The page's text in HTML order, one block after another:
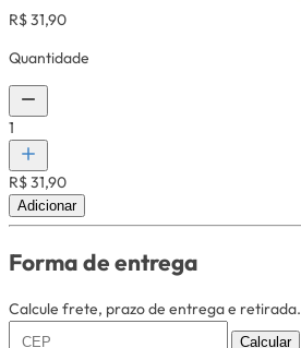
R$ 31,90
Quantidade
1
R$ 31,90
Adicionar
Forma de entrega
Calcule frete, prazo de entrega e retirada.
Calcular